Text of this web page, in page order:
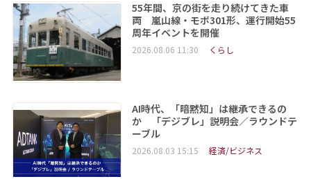
55年間、京の街を走り続けてきた車
両 嵐山線・モボ301形、運行開始55
周年イベントを開催
2026.08.06 11:30 くらし
AI時代、「暗黙知」は継承できるの
か 「デジブレ」説明会／ラウンドテ
ーブル
2026.08.03 15:15 経済/ビジネス